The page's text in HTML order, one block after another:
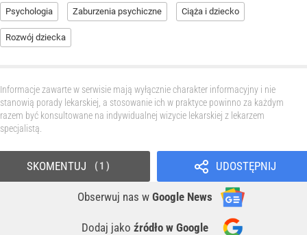
Psychologia Zaburzenia psychiczne Ciąża i dziecko
Rozwój dziecka
Informacje zawarte w serwisie mają wyłącznie charakter informacyjny i nie
stanowią porady lekarskiej, a stosowanie ich w praktyce powinno za każdym
razem być konsultowane na indywidualnej wizycie lekarskiej z lekarzem
specjalistą.
UDOSTĘPNIJ
Obserwuj nas w Google News
Dodaj jako źródło w Google
SKOMENTUJ 1